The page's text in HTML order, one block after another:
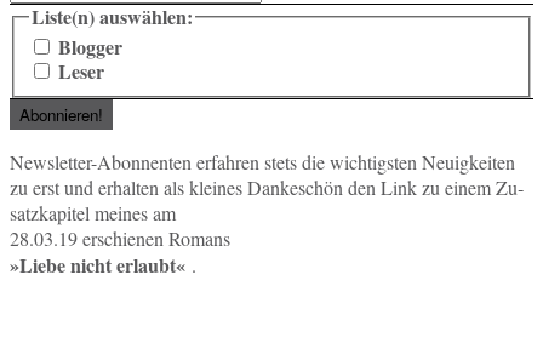
Liste(n) auswählen:
Blogger
Leser
News­let­ter-Abon­nen­ten er­fah­ren stets die wich­tigs­ten Neu­ig­kei­ten
zu erst und er­hal­ten als klei­nes Dan­ke­schön den Link zu einem Zu­
satz­ka­pi­tel meines am
28.03.19 er­schie­nen Romans
»Liebe nicht er­laubt« .